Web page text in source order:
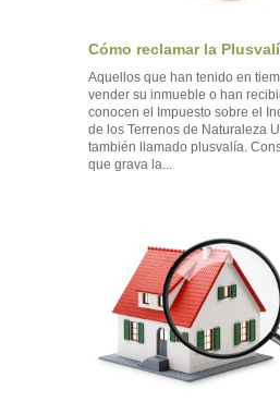
Cómo reclamar la
Aquellos que han tenido en
vender su inmueble o han
conocen el Impuesto sobre el
de los Terrenos de Naturaleza
también llamado plusvalía.
que grava la...